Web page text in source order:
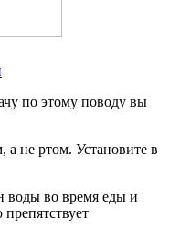
по этому поводу вы
не ртом. Установите в
воды во время еды и